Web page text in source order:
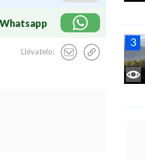
Whatsapp
Llévatelo: